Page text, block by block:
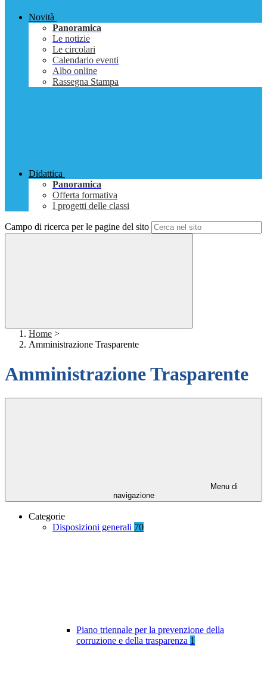
Novità
Panoramica
Le notizie
Le circolari
Calendario eventi
Albo online
Rassegna Stampa
Didattica
Panoramica
Offerta formativa
I progetti delle classi
Campo di ricerca per le pagine del sito
Home >
Amministrazione Trasparente
Amministrazione Trasparente
Menu di
navigazione
Categorie
Disposizioni generali 70
Piano triennale per la prevenzione della
corruzione e della trasparenza 1